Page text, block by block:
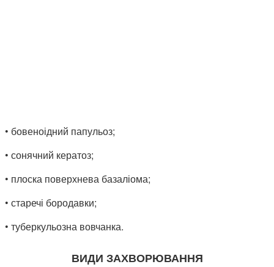
• бовеноідний папульоз;
• сонячний кератоз;
• плоска поверхнева базаліома;
• старечі бородавки;
• туберкульозна вовчанка.
ВИДИ ЗАХВОРЮВАННЯ